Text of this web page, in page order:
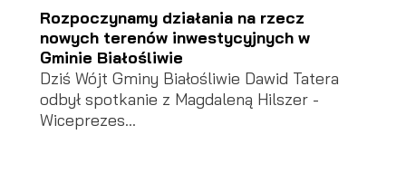
Rozpoczynamy działania na rzecz
nowych terenów inwestycyjnych w
Gminie Białośliwie
Dziś Wójt Gminy Białośliwie Dawid Tatera
odbył spotkanie z Magdaleną Hilszer -
Wiceprezes...